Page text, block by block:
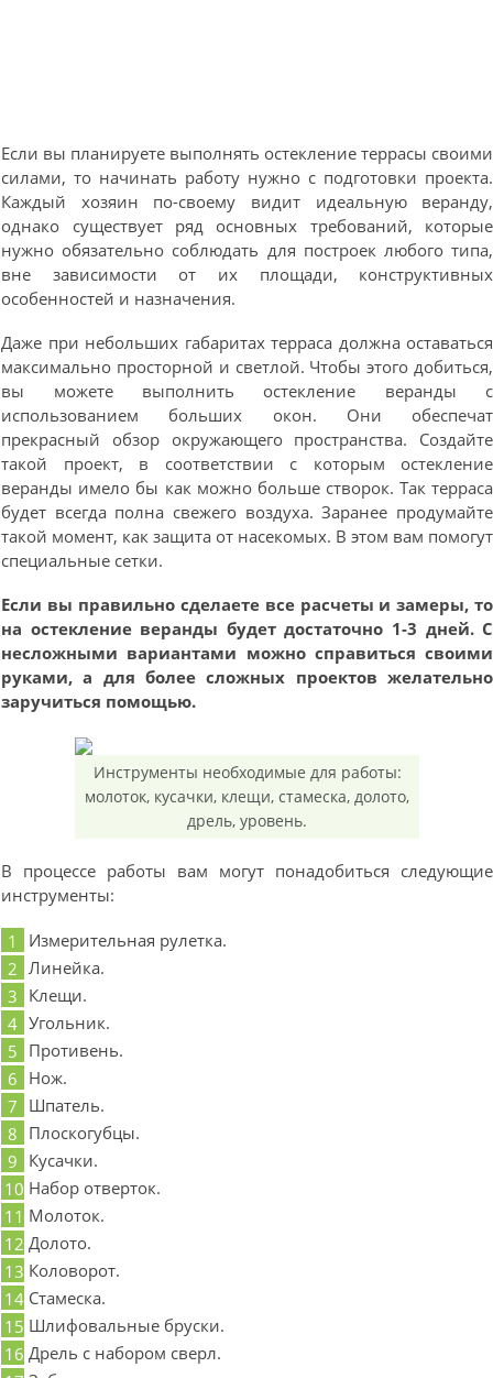
Если вы планируете выполнять остекление террасы своими
силами, то начинать работу нужно с подготовки проекта.
Каждый хозяин по-своему видит идеальную веранду,
однако существует ряд основных требований, которые
нужно обязательно соблюдать для построек любого типа,
вне зависимости от их площади, конструктивных
особенностей и назначения.
Даже при небольших габаритах терраса должна оставаться
максимально просторной и светлой. Чтобы этого добиться,
вы можете выполнить остекление веранды с
использованием больших окон. Они обеспечат
прекрасный обзор окружающего пространства. Создайте
такой проект, в соответствии с которым остекление
веранды имело бы как можно больше створок. Так терраса
будет всегда полна свежего воздуха. Заранее продумайте
такой момент, как защита от насекомых. В этом вам помогут
специальные сетки.
Если вы правильно сделаете все расчеты и замеры, то
на остекление веранды будет достаточно 1-3 дней. С
несложными вариантами можно справиться своими
руками, а для более сложных проектов желательно
заручиться помощью.
Инструменты необходимые для работы:
молоток, кусачки, клещи, стамеска, долото,
дрель, уровень.
В процессе работы вам могут понадобиться следующие
инструменты:
Измерительная рулетка.
Линейка.
Клещи.
Угольник.
Противень.
Нож.
Шпатель.
Плоскогубцы.
Кусачки.
Набор отверток.
Молоток.
Долото.
Коловорот.
Стамеска.
Шлифовальные бруски.
Дрель с набором сверл.